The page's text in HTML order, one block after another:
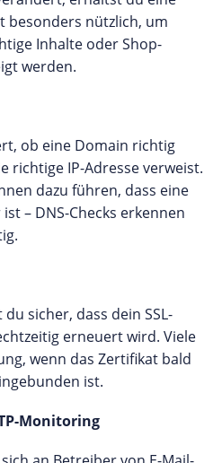
besonders nützlich, um
Inhalte oder Shop-
werden.
ob eine Domain richtig
richtige IP-Adresse verweist.
dazu führen, dass eine
– DNS-Checks erkennen
sicher, dass dein SSL-
erneuert wird. Viele
wenn das Zertifikat bald
ist.
Monitoring